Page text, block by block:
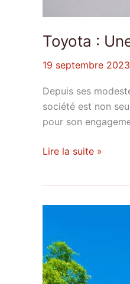
Toyota :
19 septembre 2023
Depuis ses
société est non
pour son
Lire la suite »
Découverte
Approfondie
de